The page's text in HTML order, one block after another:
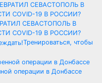
СЕВАСТОПОЛЬ В
COVID-19 В РОССИИ?
Тренироваться, чтобы
операции в Донбассе